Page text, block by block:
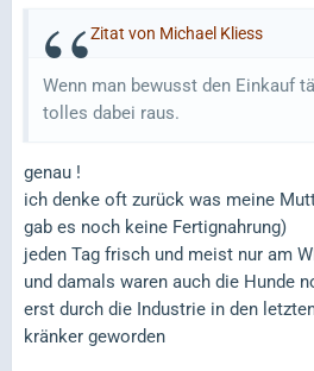
Zitat von Michael Kliess
Wenn man bewusst den Einkauf
tolles dabei raus.
genau !
ich denke oft zurück was meine
gab es noch keine Fertignahrung)
jeden Tag frisch und meist nur am
und damals waren auch die Hunde
erst durch die Industrie in den
kränker geworden